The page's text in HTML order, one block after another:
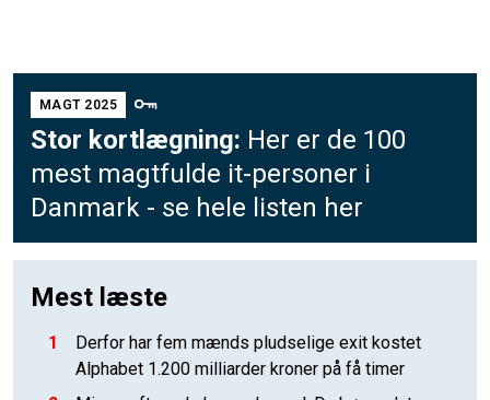
MAGT 2025
Stor kortlægning: Her er de 100
mest magtfulde it-personer i
Danmark - se hele listen her
Mest læste
1
Derfor har fem mænds pludselige exit kostet
Alphabet 1.200 milliarder kroner på få timer